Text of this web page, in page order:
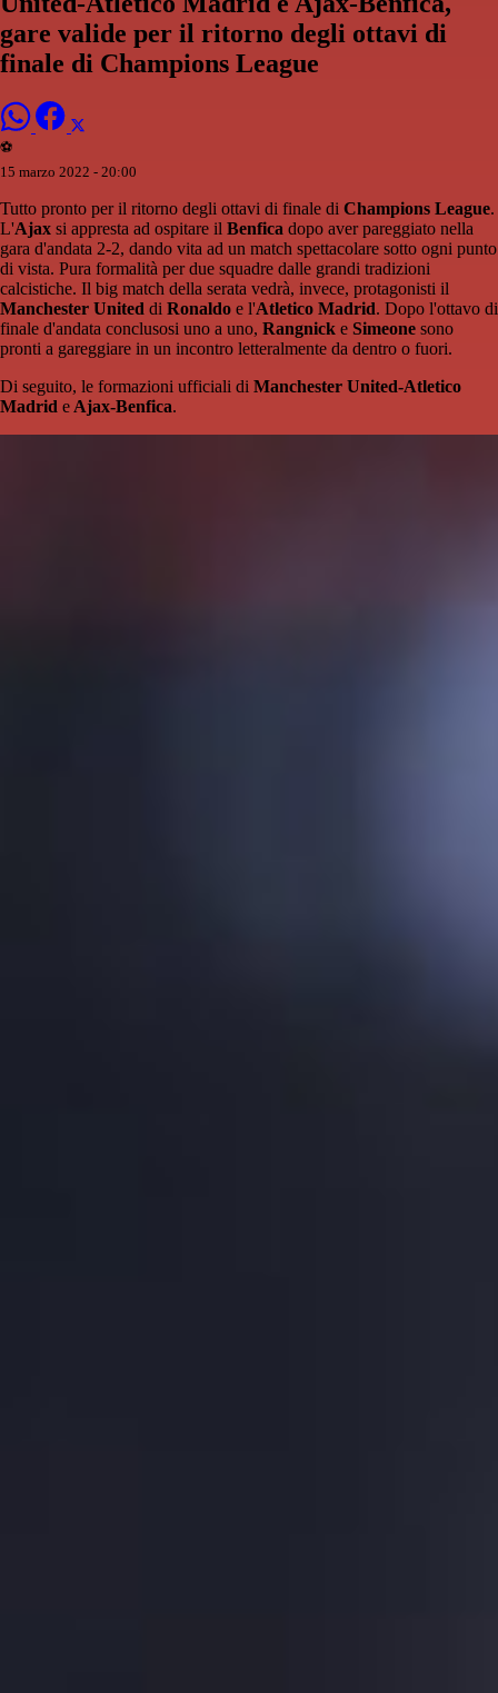
gare valide per il ritorno degli ottavi di
finale di Champions League
⚽️
15 marzo 2022 - 20:00
Tutto pronto per il ritorno degli ottavi di finale di Champions League.
L'Ajax si appresta ad ospitare il Benfica dopo aver pareggiato nella
gara d'andata 2-2, dando vita ad un match spettacolare sotto ogni punto
di vista. Pura formalità per due squadre dalle grandi tradizioni
calcistiche. Il big match della serata vedrà, invece, protagonisti il
Manchester United di Ronaldo e l'Atletico Madrid. Dopo l'ottavo di
finale d'andata conclusosi uno a uno, Rangnick e Simeone sono
pronti a gareggiare in un incontro letteralmente da dentro o fuori.
Di seguito, le formazioni ufficiali di Manchester United-Atletico
Madrid e Ajax-Benfica.